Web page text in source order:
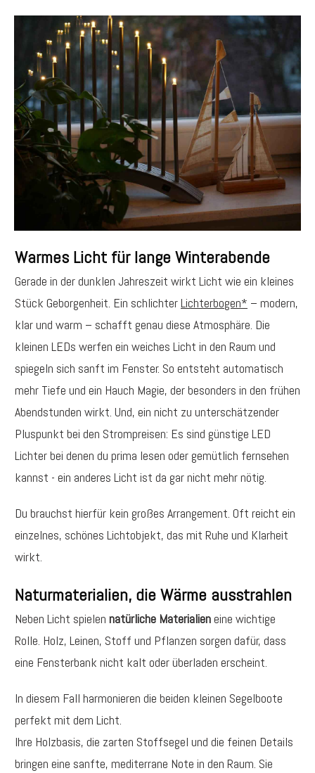
Warmes Licht für lange Winterabende
Gerade in der dunklen Jahreszeit wirkt Licht wie ein kleines
Stück Geborgenheit. Ein schlichterLichterbogen* – modern,
klar und warm – schafft genau diese Atmosphäre. Die
kleinen LEDs werfen ein weiches Licht in den Raum und
spiegeln sich sanft im Fenster. So entsteht automatisch
mehr Tiefe und ein Hauch Magie, der besonders in den frühen
Abendstunden wirkt. Und, ein nicht zu unterschätzender
Pluspunkt bei den Strompreisen: Es sind günstige LED
Lichter bei denen du prima lesen oder gemütlich fernsehen
kannst - ein anderes Licht ist da gar nicht mehr nötig.
Du brauchst hierfür kein großes Arrangement. Oft reicht ein
einzelnes, schönes Lichtobjekt, das mit Ruhe und Klarheit
wirkt.
Naturmaterialien, die Wärme ausstrahlen
Neben Licht spielen natürliche Materialieneine wichtige
Rolle. Holz, Leinen, Stoff und Pflanzen sorgen dafür, dass
eine Fensterbank nicht kalt oder überladen erscheint.
In diesem Fall harmonieren die beiden kleinen Segelboote
perfekt mit dem Licht.
Ihre Holzbasis, die zarten Stoffsegel und die feinen Details
bringen eine sanfte, mediterrane Note in den Raum. Sie